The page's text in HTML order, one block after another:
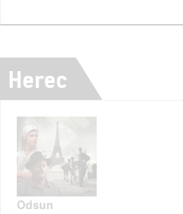
Herec
Odsun